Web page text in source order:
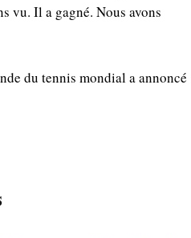
vu. Il a gagné. Nous avons
du tennis mondial a annoncé